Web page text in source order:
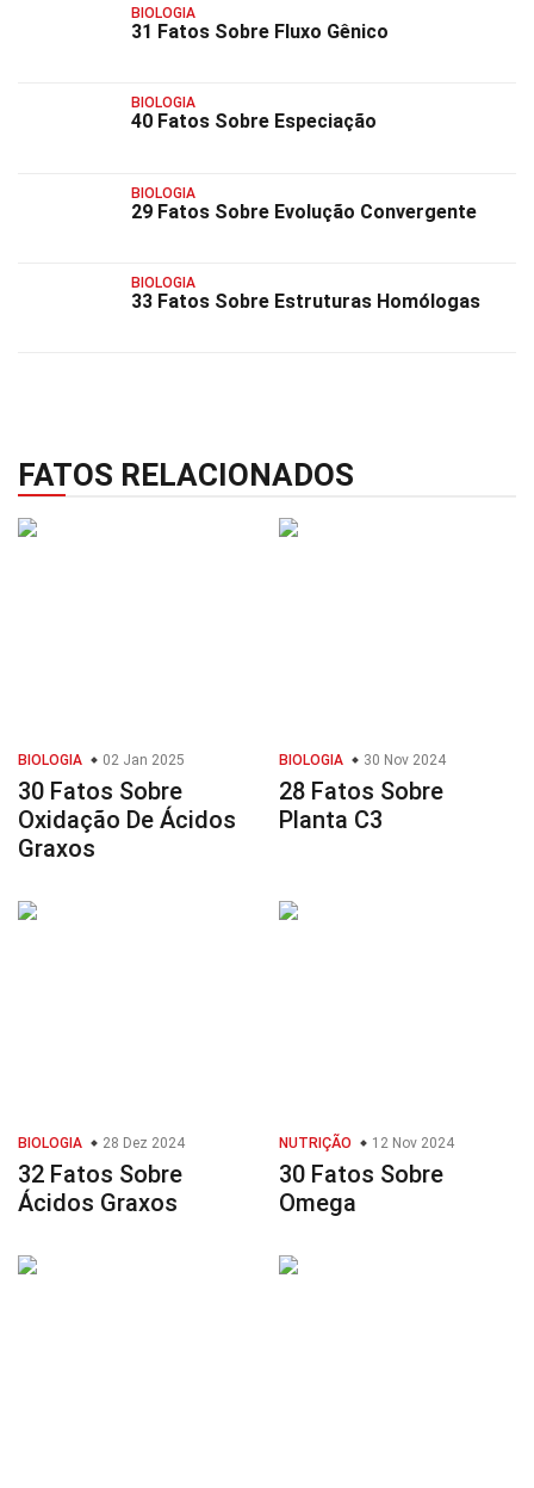
BIOLOGIA
31 Fatos Sobre Fluxo Gênico
BIOLOGIA
40 Fatos Sobre Especiação
BIOLOGIA
29 Fatos Sobre Evolução Convergente
BIOLOGIA
33 Fatos Sobre Estruturas Homólogas
FATOS RELACIONADOS
BIOLOGIA 02 Jan 2025
30 Fatos Sobre
Oxidação De Ácidos
Graxos
BIOLOGIA 30 Nov 2024
28 Fatos Sobre
Planta C3
BIOLOGIA 28 Dez 2024
32 Fatos Sobre
Ácidos Graxos
NUTRIÇÃO 12 Nov 2024
30 Fatos Sobre
Omega